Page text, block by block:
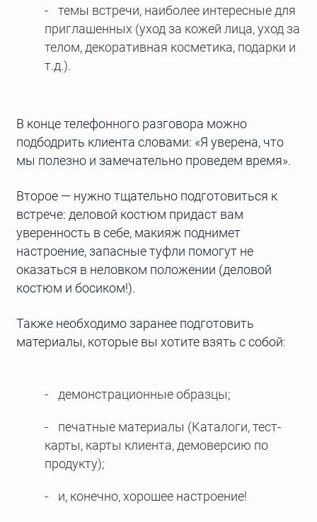
темы встречи, наиболее интересные для
приглашенных (уход за кожей лица, уход за
телом, декоративная косметика, подарки и
т.д.).
В конце телефонного разговора можно
подбодрить клиента словами: «Я уверена, что
мы полезно и замечательно проведем время».
Второе — нужно тщательно подготовиться к
встрече: деловой костюм придаст вам
уверенность в себе, макияж поднимет
настроение, запасные туфли помогут не
оказаться в неловком положении (деловой
костюм и босиком!).
Также необходимо заранее подготовить
материалы, которые вы хотите взять с собой:
демонстрационные образцы;
печатные материалы (Каталоги, тест-
карты, карты клиента, демоверсию по
продукту);
и, конечно, хорошее настроение!